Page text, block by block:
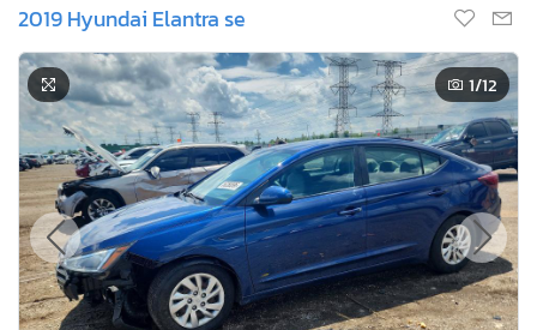
2019 Hyundai Elantra se
1/12